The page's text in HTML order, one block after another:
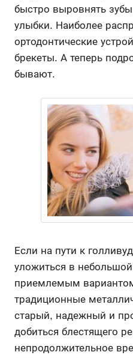
быстро выровнять
улыбки. Наиболее
ортодонтические
брекеты. А теперь
бывают.
Если на пути к
уложиться в
приемлемым
традиционные
старый, надежный и
добиться блестящего
непродолжительное